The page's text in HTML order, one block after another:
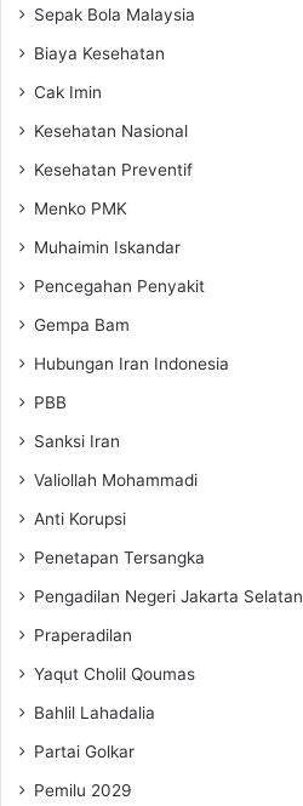
Sepak Bola Malaysia
Biaya Kesehatan
Cak Imin
Kesehatan Nasional
Kesehatan Preventif
Menko PMK
Muhaimin Iskandar
Pencegahan Penyakit
Gempa Bam
Hubungan Iran Indonesia
PBB
Sanksi Iran
Valiollah Mohammadi
Anti Korupsi
Penetapan Tersangka
Pengadilan Negeri Jakarta Selatan
Praperadilan
Yaqut Cholil Qoumas
Bahlil Lahadalia
Partai Golkar
Pemilu 2029